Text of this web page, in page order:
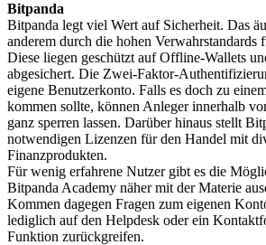
Bitpanda
Bitpanda legt viel Wert auf Sicherheit. Das
anderem durch die hohen
Diese liegen geschützt auf Offline-Wallets
abgesichert. Die Zwei-Faktor-
eigene Benutzerkonto. Falls es doch zu
kommen sollte, können Anleger innerhalb
ganz sperren lassen. Darüber hinaus stellt
notwendigen Lizenzen für den Handel mit
Finanzprodukten.
Für wenig erfahrene Nutzer gibt es die
Bitpanda Academy näher mit der Materie
Kommen dagegen Fragen zum eigenen
lediglich auf den Helpdesk oder ein
Funktion zurückgreifen.